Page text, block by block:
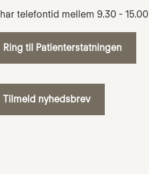
telefontid mellem 9.30 - 15.00
Ring til Patienterstatningen
Tilmeld nyhedsbrev